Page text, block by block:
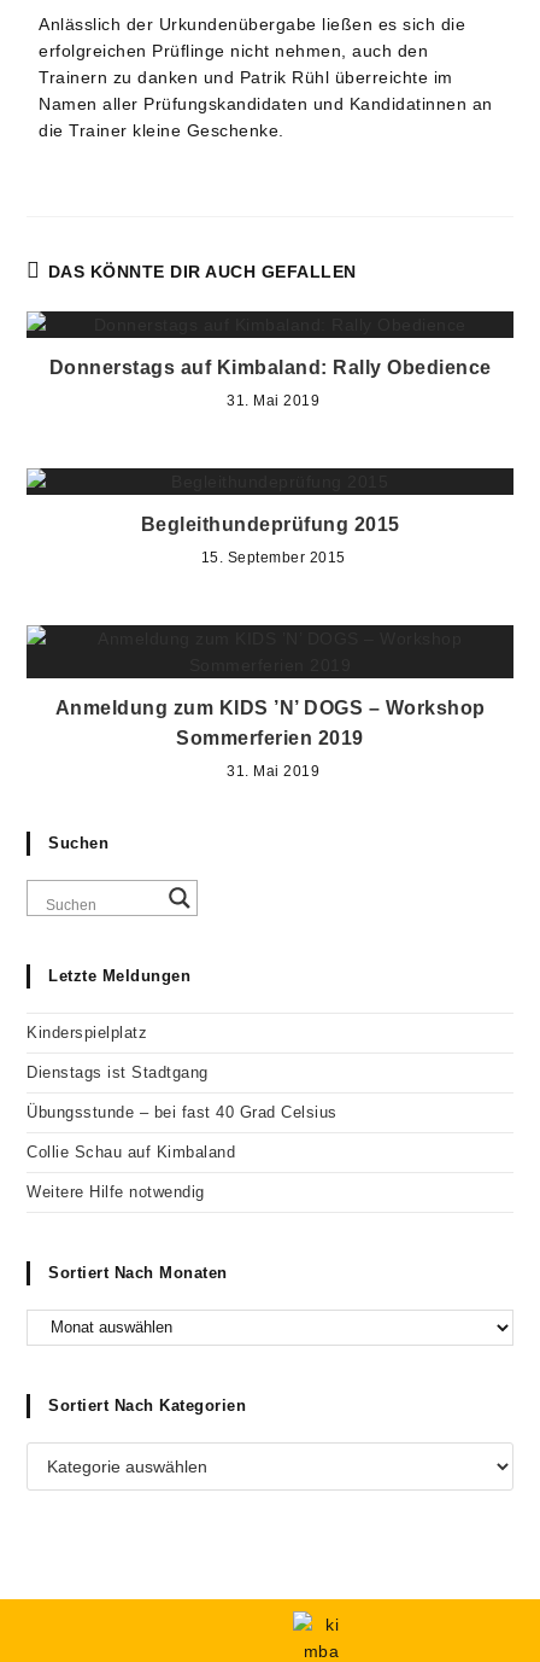
Anlässlich der Urkundenübergabe ließen es sich die
erfolgreichen Prüflinge nicht nehmen, auch den
Trainern zu danken und Patrik Rühl überreichte im
Namen aller Prüfungskandidaten und Kandidatinnen an
die Trainer kleine Geschenke.
DAS KÖNNTE DIR AUCH GEFALLEN
Donnerstags auf Kimbaland: Rally Obedience
31. Mai 2019
Begleithundeprüfung 2015
15. September 2015
Anmeldung zum KIDS ’N’ DOGS – Workshop
Sommerferien 2019
31. Mai 2019
Suchen
Letzte Meldungen
Kinderspielplatz
Dienstags ist Stadtgang
Übungsstunde – bei fast 40 Grad Celsius
Collie Schau auf Kimbaland
Weitere Hilfe notwendig
Sortiert Nach Monaten
Sortiert Nach Kategorien